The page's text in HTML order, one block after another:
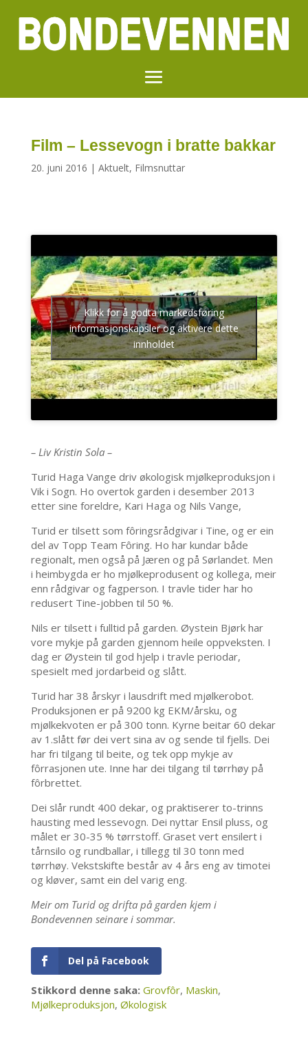
Film – Lessevogn i bratte bakkar
20. juni 2016 | Aktuelt, Filmsnuttar
Klikk for å godta markedsføring
informasjonskapsler og aktivere dette
innholdet
– Liv Kristin Sola –
Turid Haga Vange driv økologisk mjølkeproduksjon i
Vik i Sogn. Ho overtok garden i desember 2013
etter sine foreldre, Kari Haga og Nils Vange,
Turid er tilsett som fôringsrådgivar i Tine, og er ein
del av Topp Team Fôring. Ho har kundar både
regionalt, men også på Jæren og på Sørlandet. Men
i heimbygda er ho mjølkeprodusent og kollega, meir
enn rådgivar og fagperson. I travle tider har ho
redusert Tine-jobben til 50 %.
Nils er tilsett i fulltid på garden. Øystein Bjørk har
vore mykje på garden gjennom heile oppveksten. I
dag er Øystein til god hjelp i travle periodar,
spesielt med jordarbeid og slått.
Turid har 38 årskyr i lausdrift med mjølkerobot.
Produksjonen er på 9200 kg EKM/årsku, og
mjølkekvoten er på 300 tonn. Kyrne beitar 60 dekar
av 1.slått før dei vert sina av og sende til fjells. Dei
har fri tilgang til beite, og tek opp mykje av
fôrrasjonen ute. Inne har dei tilgang til tørrhøy på
fôrbrettet.
Dei slår rundt 400 dekar, og praktiserer to-trinns
hausting med lessevogn. Dei nyttar Ensil pluss, og
målet er 30-35 % tørrstoff. Graset vert ensilert i
tårnsilo og rundballar, i tillegg til 30 tonn med
tørrhøy. Vekstskifte består av 4 års eng av timotei
og kløver, samt ein del varig eng.
Meir om Turid og drifta på garden kjem i
Bondevennen seinare i sommar.
Del på Facebook
Stikkord denne saka: Grovfôr, Maskin,
Mjølkeproduksjon, Økologisk